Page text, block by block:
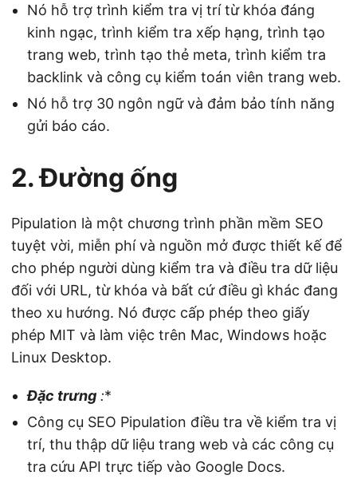
Nó hỗ trợ trình kiểm tra vị trí từ khóa đáng
kinh ngạc, trình kiểm tra xếp hạng, trình tạo
trang web, trình tạo thẻ meta, trình kiểm tra
backlink và công cụ kiểm toán viên trang web.
Nó hỗ trợ 30 ngôn ngữ và đảm bảo tính năng
gửi báo cáo.
2. Đường ống
Pipulation là một chương trình phần mềm SEO
tuyệt vời, miễn phí và nguồn mở được thiết kế để
cho phép người dùng kiểm tra và điều tra dữ liệu
đối với URL, từ khóa và bất cứ điều gì khác đang
theo xu hướng. Nó được cấp phép theo giấy
phép MIT và làm việc trên Mac, Windows hoặc
Linux Desktop.
Đặc trưng :*
Công cụ SEO Pipulation điều tra về kiểm tra vị
trí, thu thập dữ liệu trang web và các công cụ
tra cứu API trực tiếp vào Google Docs.